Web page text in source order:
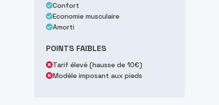
Confort
Economie musculaire
Amorti
POINTS FAIBLES
Tarif élevé (hausse de 10€)
Modèle imposant aux pieds